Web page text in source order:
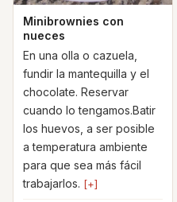
Minibrownies con
nueces
En una olla o cazuela,
fundir la mantequilla y el
chocolate. Reservar
cuando lo tengamos.Batir
los huevos, a ser posible
a temperatura ambiente
para que sea más fácil
trabajarlos. [+]